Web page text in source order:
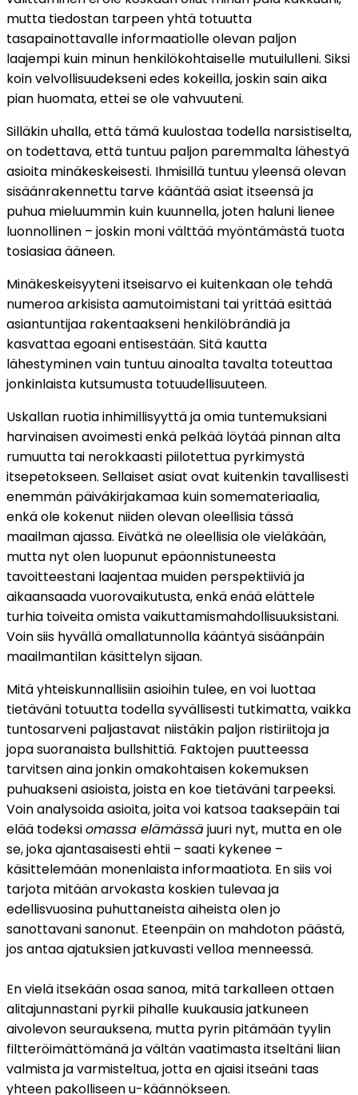
mutta tiedostan tarpeen yhtä totuutta
tasapainottavalle informaatiolle olevan paljon
laajempi kuin minun henkilökohtaiselle mutuilulleni. Siksi
koin velvollisuudekseni edes kokeilla, joskin sain aika
pian huomata, ettei se ole vahvuuteni.
Silläkin uhalla, että tämä kuulostaa todella narsistiselta,
on todettava, että tuntuu paljon paremmalta lähestyä
asioita minäkeskeisesti. Ihmisillä tuntuu yleensä olevan
sisäänrakennettu tarve kääntää asiat itseensä ja
puhua mieluummin kuin kuunnella, joten haluni lienee
luonnollinen – joskin moni välttää myöntämästä tuota
tosiasiaa ääneen.
Minäkeskeisyyteni itseisarvo ei kuitenkaan ole tehdä
numeroa arkisista aamutoimistani tai yrittää esittää
asiantuntijaa rakentaakseni henkilöbrändiä ja
kasvattaa egoani entisestään. Sitä kautta
lähestyminen vain tuntuu ainoalta tavalta toteuttaa
jonkinlaista kutsumusta totuudellisuuteen.
Uskallan ruotia inhimillisyyttä ja omia tuntemuksiani
harvinaisen avoimesti enkä pelkää löytää pinnan alta
rumuutta tai nerokkaasti piilotettua pyrkimystä
itsepetokseen. Sellaiset asiat ovat kuitenkin tavallisesti
enemmän päiväkirjakamaa kuin somemateriaalia,
enkä ole kokenut niiden olevan oleellisia tässä
maailman ajassa. Eivätkä ne oleellisia ole vieläkään,
mutta nyt olen luopunut epäonnistuneesta
tavoitteestani laajentaa muiden perspektiiviä ja
aikaansaada vuorovaikutusta, enkä enää elättele
turhia toiveita omista vaikuttamismahdollisuuksistani.
Voin siis hyvällä omallatunnolla kääntyä sisäänpäin
maailmantilan käsittelyn sijaan.
Mitä yhteiskunnallisiin asioihin tulee, en voi luottaa
tietäväni totuutta todella syvällisesti tutkimatta, vaikka
tuntosarveni paljastavat niistäkin paljon ristiriitoja ja
jopa suoranaista bullshittiä. Faktojen puutteessa
tarvitsen aina jonkin omakohtaisen kokemuksen
puhuakseni asioista, joista en koe tietäväni tarpeeksi.
Voin analysoida asioita, joita voi katsoa taaksepäin tai
elää todeksiomassa elämässäjuuri nyt, mutta en ole
se, joka ajantasaisesti ehtii – saati kykenee –
käsittelemään monenlaista informaatiota. En siis voi
tarjota mitään arvokasta koskien tulevaa ja
edellisvuosina puhuttaneista aiheista olen jo
sanottavani sanonut. Eteenpäin on mahdoton päästä,
jos antaa ajatuksien jatkuvasti velloa menneessä.
En vielä itsekään osaa sanoa, mitä tarkalleen ottaen
alitajunnastani pyrkii pihalle kuukausia jatkuneen
aivolevon seurauksena, mutta pyrin pitämään tyylin
filtteröimättömänä ja vältän vaatimasta itseltäni liian
valmista ja varmisteltua, jotta en ajaisi itseäni taas
yhteen pakolliseen u-käännökseen.